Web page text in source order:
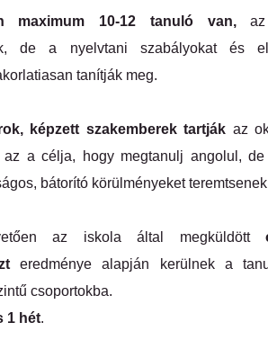
maximum 10-12 tanuló van,az
de a nyelvtani szabályokat és
tanítják meg.​
képzett szakemberek tartják az
az a célja, hogy megtanulj angolul,
bátorító körülményeket
az iskola által megküldött
eredménye alapján kerülnek a
csoportokba.
1 hét.